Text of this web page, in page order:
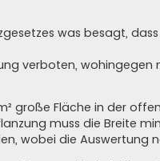
was besagt,
verboten, wohingegen
große Fläche in der
muss die Breite
wobei die Auswertung